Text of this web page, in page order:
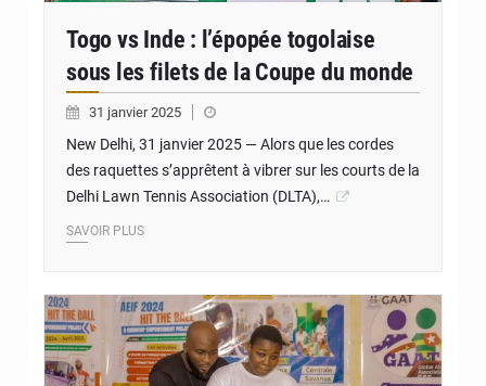
Togo vs Inde : l’épopée togolaise
sous les filets de la Coupe du monde
31 janvier 2025
New Delhi, 31 janvier 2025 — Alors que les cordes
des raquettes s’apprêtent à vibrer sur les courts de la
Delhi Lawn Tennis Association (DLTA),…
SAVOIR PLUS